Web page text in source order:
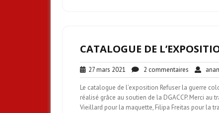
CATALOGUE DE
27 mars 2021
mars
2021
2 commentaires
Le catalogue de l’exposition Refuser la guerre
réalisé grâce au soutien de la DGACCP. Merci au
Vieillard pour la maquette, Filipa Freitas pour la